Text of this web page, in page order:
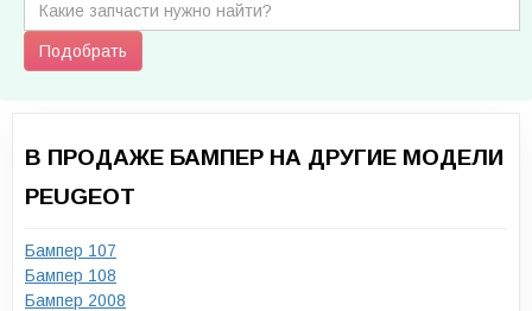
Подобрать
В ПРОДАЖЕ БАМПЕР НА ДРУГИЕ МОДЕЛИ
PEUGEOT
Бампер 107
Бампер 108
Бампер 2008